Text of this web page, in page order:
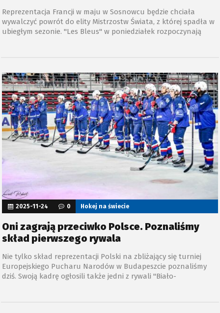
Reprezentacja Francji w maju w Sosnowcu będzie chciała
wywalczyć powrót do elity Mistrzostw Świata, z której spadła w
ubiegłym sezonie. "Les Bleus" w poniedziałek rozpoczynają
Oni zagrają przeciwko Polsce. Poznaliśmy
skład pierwszego rywala
Nie tylko skład reprezentacji Polski na zbliżający się turniej
Europejskiego Pucharu Narodów w Budapeszcie poznaliśmy
dziś. Swoją kadrę ogłosili także jedni z rywali "Biało-
2025-11-24 0 Hokej na świecie